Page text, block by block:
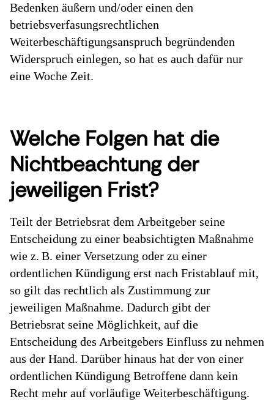
Bedenken äußern und/oder einen den
betriebsverfasungsrechtlichen
Weiterbeschäftigungsanspruch begründenden
Widerspruch einlegen, so hat es auch dafür nur
eine Woche Zeit.
Welche Folgen hat die
Nichtbeachtung der
jeweiligen Frist?
Teilt der Betriebsrat dem Arbeitgeber seine
Entscheidung zu einer beabsichtigten Maßnahme
wie z. B. einer Versetzung oder zu einer
ordentlichen Kündigung erst nach Fristablauf mit,
so gilt das rechtlich als Zustimmung zur
jeweiligen Maßnahme. Dadurch gibt der
Betriebsrat seine Möglichkeit, auf die
Entscheidung des Arbeitgebers Einfluss zu nehmen
aus der Hand. Darüber hinaus hat der von einer
ordentlichen Kündigung Betroffene dann kein
Recht mehr auf vorläufige Weiterbeschäftigung.